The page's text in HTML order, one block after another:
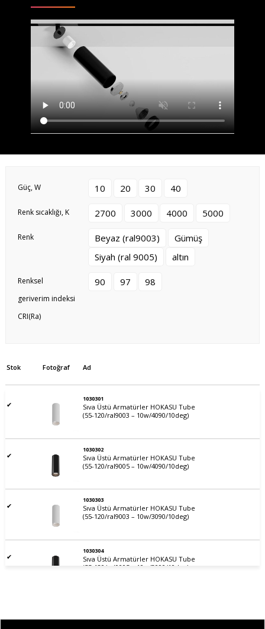
Güç, W 10 20 30 40
Renk sıcaklığı, K 2700 3000 4000 5000
Renk Beyaz (ral9003)
Gümüş
Siyah (ral 9005)
altın
Renksel
geriverim indeksi
CRI(Ra)
90 97 98
Stok Fotoğraf Ad
✔
1030301
Sıva Üstü Armatürler HOKASU Tube
(55-120/ral9003 – 10w/4090/10deg)
✔
1030302
Sıva Üstü Armatürler HOKASU Tube
(55-120/ral9005 – 10w/4090/10deg)
✔
1030303
Sıva Üstü Armatürler HOKASU Tube
(55-120/ral9003 – 10w/3090/10deg)
✔
1030304
Sıva Üstü Armatürler HOKASU Tube
(55-120/ral9005 – 10w/3090/10deg)
(55-120/ral9003 – 10w/4090/23deg)